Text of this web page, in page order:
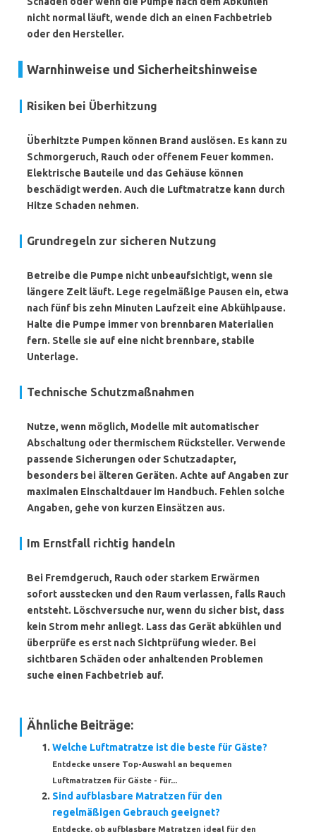
nicht normal läuft, wende dich an einen Fachbetrieb
oder den Hersteller.
Warnhinweise und Sicherheitshinweise
Risiken bei Überhitzung
Überhitzte Pumpen können Brand auslösen. Es kann zu
Schmorgeruch, Rauch oder offenem Feuer kommen.
Elektrische Bauteile und das Gehäuse können
beschädigt werden. Auch die Luftmatratze kann durch
Hitze Schaden nehmen.
Grundregeln zur sicheren Nutzung
Betreibe die Pumpe nicht unbeaufsichtigt, wenn sie
längere Zeit läuft. Lege regelmäßige Pausen ein, etwa
nach fünf bis zehn Minuten Laufzeit eine Abkühlpause.
Halte die Pumpe immer von brennbaren Materialien
fern. Stelle sie auf eine nicht brennbare, stabile
Unterlage.
Technische Schutzmaßnahmen
Nutze, wenn möglich, Modelle mit automatischer
Abschaltung oder thermischem Rücksteller. Verwende
passende Sicherungen oder Schutzadapter,
besonders bei älteren Geräten. Achte auf Angaben zur
maximalen Einschaltdauer im Handbuch. Fehlen solche
Angaben, gehe von kurzen Einsätzen aus.
Im Ernstfall richtig handeln
Bei Fremdgeruch, Rauch oder starkem Erwärmen
sofort ausstecken und den Raum verlassen, falls Rauch
entsteht. Löschversuche nur, wenn du sicher bist, dass
kein Strom mehr anliegt. Lass das Gerät abkühlen und
überprüfe es erst nach Sichtprüfung wieder. Bei
sichtbaren Schäden oder anhaltenden Problemen
suche einen Fachbetrieb auf.
Ähnliche Beiträge:
Welche Luftmatratze ist die beste für Gäste?
Entdecke unsere Top-Auswahl an bequemen
Luftmatratzen für Gäste - für...
Sind aufblasbare Matratzen für den
regelmäßigen Gebrauch geeignet?
Entdecke, ob aufblasbare Matratzen ideal für den